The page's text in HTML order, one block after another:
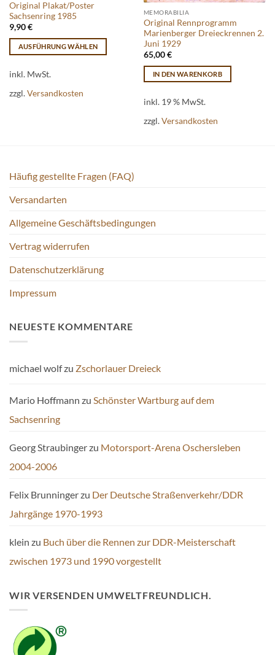
Original Plakat/Poster
Sachsenring 1985
9,90€
AUSFÜHRUNG WÄHLEN
Produkt
mehrere
auf
Produktseite
werden
inkl. MwSt.
zzgl.Versandkosten
MEMORABILIA
Original Rennprogramm
Marienberger Dreieckrennen 2.
Juni 1929
65,00€
IN DEN WARENKORB
inkl. 19 % MwSt.
zzgl.Versandkosten
Häufig gestellte Fragen (FAQ)
Versandarten
Allgemeine Geschäftsbedingungen
Vertrag widerrufen
Datenschutzerklärung
Impressum
NEUESTE KOMMENTARE
michael wolfzu Zschorlauer Dreieck
Mario Hoffmann zu Schönster Wartburg auf dem
Sachsenring
Georg Straubingerzu Motorsport-Arena Oschersleben
2004-2006
Felix Brunningerzu Der Deutsche Straßenverkehr/DDR
Jahrgänge 1970-1993
klein zu Buch über die Rennen zur DDR-Meisterschaft
zwischen 1973 und 1990 vorgestellt
WIR VERSENDEN UMWELTFREUNDLICH.